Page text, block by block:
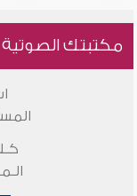
مكتبتك الصوتية